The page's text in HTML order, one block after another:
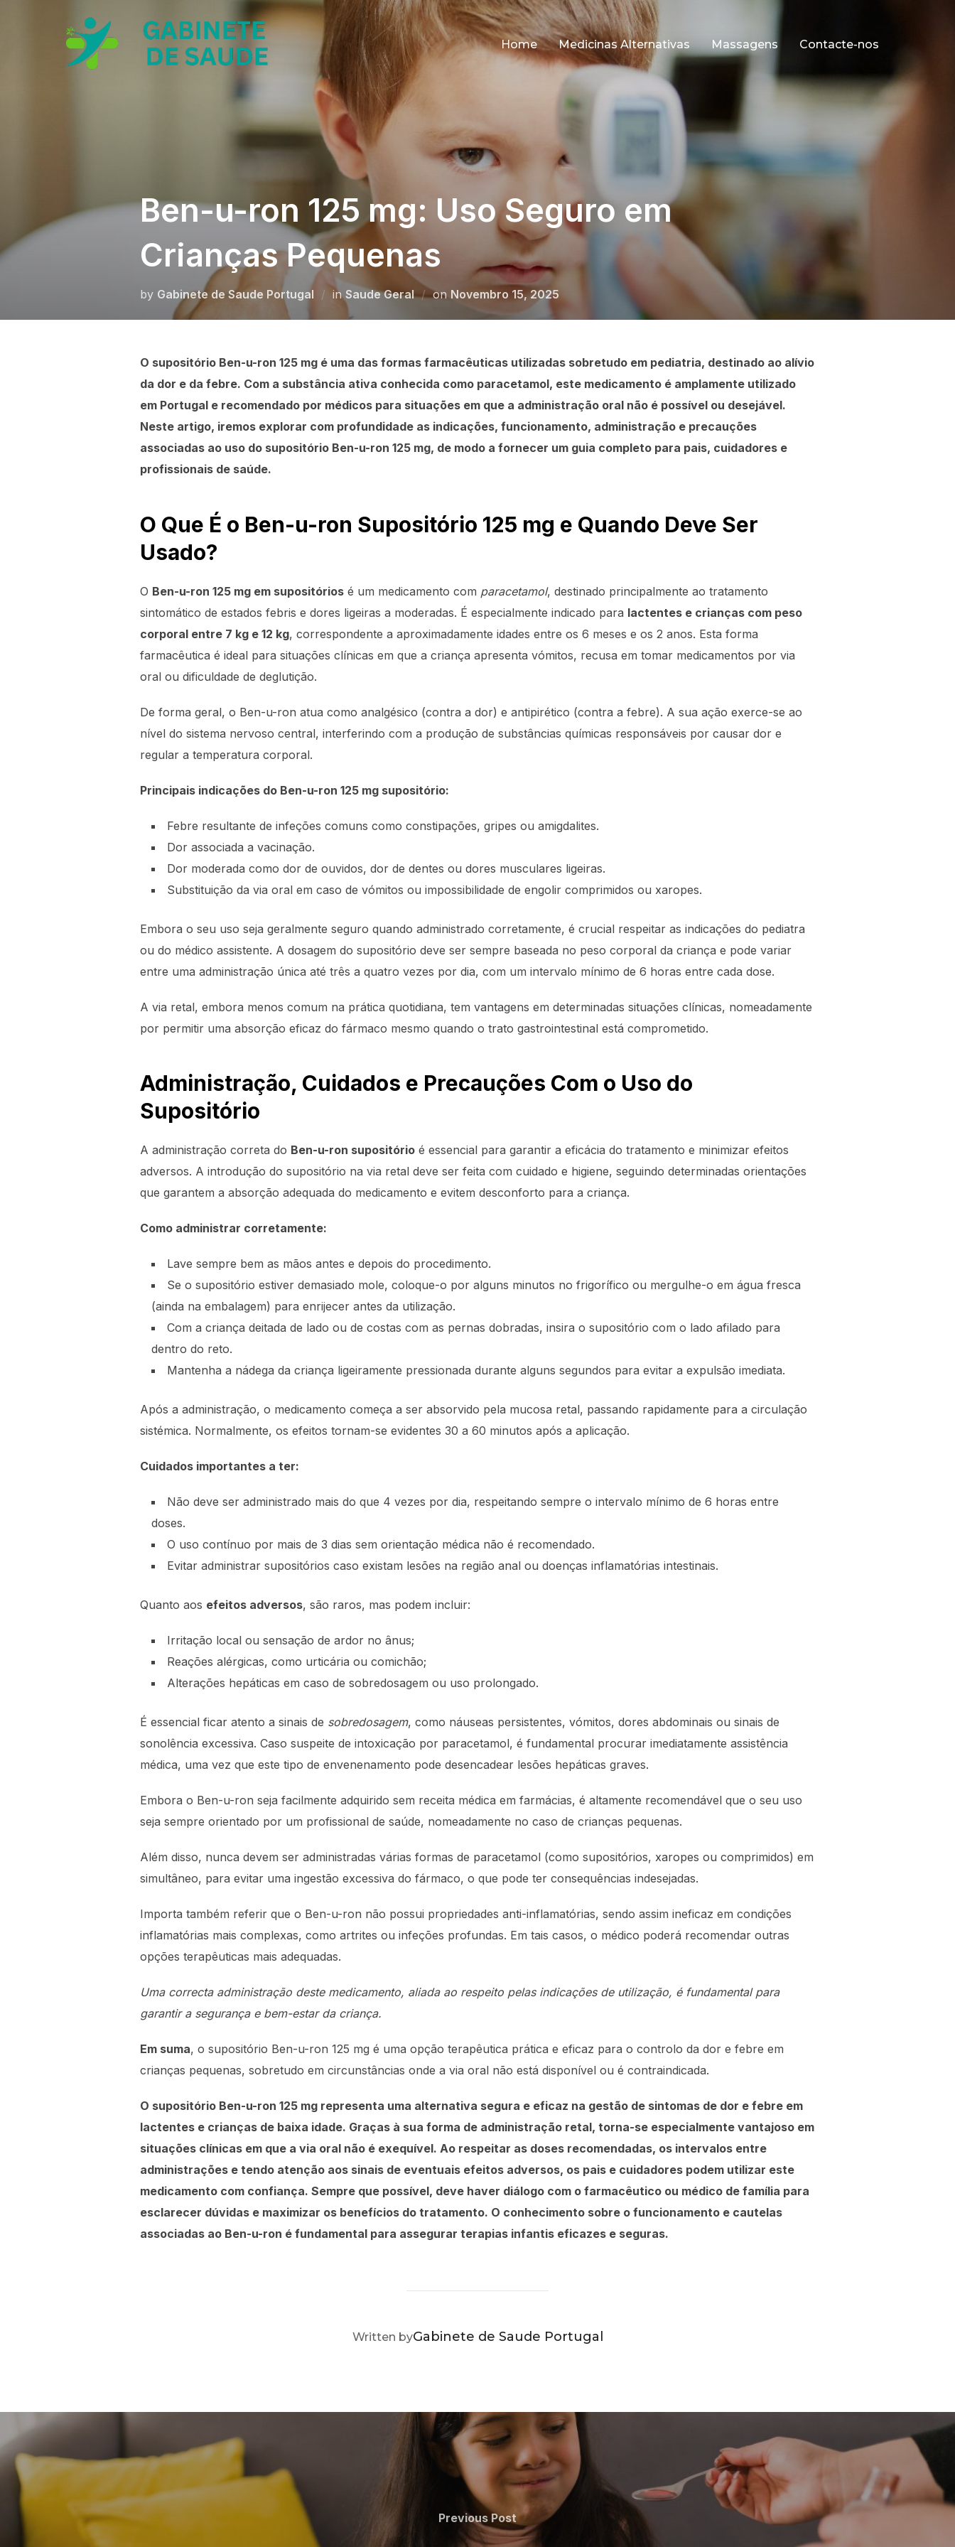
Home Medicinas Alternativas Massagens Contacte-nos
Ben-u-ron 125 mg: Uso Seguro em
Crianças Pequenas
by Gabinete de Saude Portugal inSaude Geral on Posted
Novembro 15, 2025
O supositório Ben-u-ron 125 mg é uma das formas farmacêuticas utilizadas sobretudo em pediatria, destinado ao alívio
da dor e da febre. Com a substância ativa conhecida como paracetamol, este medicamento é amplamente utilizado
em Portugal e recomendado por médicos para situações em que a administração oral não é possível ou desejável.
Neste artigo, iremos explorar com profundidade as indicações, funcionamento, administração e precauções
associadas ao uso do supositório Ben-u-ron 125 mg, de modo a fornecer um guia completo para pais, cuidadores e
profissionais de saúde.
O Que É o Ben-u-ron Supositório 125 mg e Quando Deve Ser
Usado?
O Ben-u-ron 125 mg em supositórios é um medicamento com paracetamol, destinado principalmente ao tratamento
sintomático de estados febris e dores ligeiras a moderadas. É especialmente indicado para lactentes e crianças com peso
corporal entre 7 kg e 12 kg, correspondente a aproximadamente idades entre os 6 meses e os 2 anos. Esta forma
farmacêutica é ideal para situações clínicas em que a criança apresenta vómitos, recusa em tomar medicamentos por via
oral ou dificuldade de deglutição.
De forma geral, o Ben-u-ron atua como analgésico (contra a dor) e antipirético (contra a febre). A sua ação exerce-se ao
nível do sistema nervoso central, interferindo com a produção de substâncias químicas responsáveis por causar dor e
regular a temperatura corporal.
Principais indicações do Ben-u-ron 125 mg supositório:
Febre resultante de infeções comuns como constipações, gripes ou amigdalites.
Dor associada a vacinação.
Dor moderada como dor de ouvidos, dor de dentes ou dores musculares ligeiras.
Substituição da via oral em caso de vómitos ou impossibilidade de engolir comprimidos ou xaropes.
Embora o seu uso seja geralmente seguro quando administrado corretamente, é crucial respeitar as indicações do pediatra
ou do médico assistente. A dosagem do supositório deve ser sempre baseada no peso corporal da criança e pode variar
entre uma administração única até três a quatro vezes por dia, com um intervalo mínimo de 6 horas entre cada dose.
A via retal, embora menos comum na prática quotidiana, tem vantagens em determinadas situações clínicas, nomeadamente
por permitir uma absorção eficaz do fármaco mesmo quando o trato gastrointestinal está comprometido.
Administração, Cuidados e Precauções Com o Uso do
Supositório
A administração correta do Ben-u-ron supositório é essencial para garantir a eficácia do tratamento e minimizar efeitos
adversos. A introdução do supositório na via retal deve ser feita com cuidado e higiene, seguindo determinadas orientações
que garantem a absorção adequada do medicamento e evitem desconforto para a criança.
Como administrar corretamente:
Lave sempre bem as mãos antes e depois do procedimento.
Se o supositório estiver demasiado mole, coloque-o por alguns minutos no frigorífico ou mergulhe-o em água fresca
(ainda na embalagem) para enrijecer antes da utilização.
Com a criança deitada de lado ou de costas com as pernas dobradas, insira o supositório com o lado afilado para
dentro do reto.
Mantenha a nádega da criança ligeiramente pressionada durante alguns segundos para evitar a expulsão imediata.
Após a administração, o medicamento começa a ser absorvido pela mucosa retal, passando rapidamente para a circulação
sistémica. Normalmente, os efeitos tornam-se evidentes 30 a 60 minutos após a aplicação.
Cuidados importantes a ter:
Não deve ser administrado mais do que 4 vezes por dia, respeitando sempre o intervalo mínimo de 6 horas entre
doses.
O uso contínuo por mais de 3 dias sem orientação médica não é recomendado.
Evitar administrar supositórios caso existam lesões na região anal ou doenças inflamatórias intestinais.
Quanto aos efeitos adversos, são raros, mas podem incluir:
Irritação local ou sensação de ardor no ânus;
Reações alérgicas, como urticária ou comichão;
Alterações hepáticas em caso de sobredosagem ou uso prolongado.
É essencial ficar atento a sinais de sobredosagem, como náuseas persistentes, vómitos, dores abdominais ou sinais de
sonolência excessiva. Caso suspeite de intoxicação por paracetamol, é fundamental procurar imediatamente assistência
médica, uma vez que este tipo de envenenamento pode desencadear lesões hepáticas graves.
Embora o Ben-u-ron seja facilmente adquirido sem receita médica em farmácias, é altamente recomendável que o seu uso
seja sempre orientado por um profissional de saúde, nomeadamente no caso de crianças pequenas.
Além disso, nunca devem ser administradas várias formas de paracetamol (como supositórios, xaropes ou comprimidos) em
simultâneo, para evitar uma ingestão excessiva do fármaco, o que pode ter consequências indesejadas.
Importa também referir que o Ben-u-ron não possui propriedades anti-inflamatórias, sendo assim ineficaz em condições
inflamatórias mais complexas, como artrites ou infeções profundas. Em tais casos, o médico poderá recomendar outras
opções terapêuticas mais adequadas.
Uma correcta administração deste medicamento, aliada ao respeito pelas indicações de utilização, é fundamental para
garantir a segurança e bem-estar da criança.
Em suma, o supositório Ben-u-ron 125 mg é uma opção terapêutica prática e eficaz para o controlo da dor e febre em
crianças pequenas, sobretudo em circunstâncias onde a via oral não está disponível ou é contraindicada.
O supositório Ben-u-ron 125 mg representa uma alternativa segura e eficaz na gestão de sintomas de dor e febre em
lactentes e crianças de baixa idade. Graças à sua forma de administração retal, torna-se especialmente vantajoso em
situações clínicas em que a via oral não é exequível. Ao respeitar as doses recomendadas, os intervalos entre
administrações e tendo atenção aos sinais de eventuais efeitos adversos, os pais e cuidadores podem utilizar este
medicamento com confiança. Sempre que possível, deve haver diálogo com o farmacêutico ou médico de família para
esclarecer dúvidas e maximizar os benefícios do tratamento. O conhecimento sobre o funcionamento e cautelas
associadas ao Ben-u-ron é fundamental para assegurar terapias infantis eficazes e seguras.
POST AUTHOR
Written byGabinete de Saude Portugal
Navegação
de
artigos
Previous
Post
Previous Post